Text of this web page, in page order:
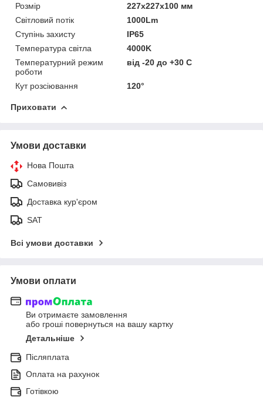
Розмір
227х227х100 мм
Світловий потік
1000Lm
Ступінь захисту
IP65
Температура світла
4000K
Температурний режим
роботи
від -20 до +30 C
Кут розсіювання 120°
Приховати
Умови доставки
Нова Пошта
Самовивіз
Доставка кур'єром
SAT
Всі умови доставки
Умови оплати
Ви отримаєте замовлення
або гроші повернуться на вашу картку
Детальніше
Післяплата
Оплата на рахунок
Готівкою